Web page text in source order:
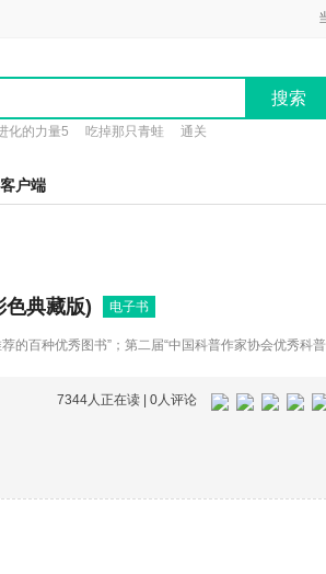
搜索
化的力量5 吃掉那只青蛙 通关
户端
色典藏版) 电子书
的百种优秀图书”；第二届“中国科普作家协会优秀科
7344人正在读 | 0人评论